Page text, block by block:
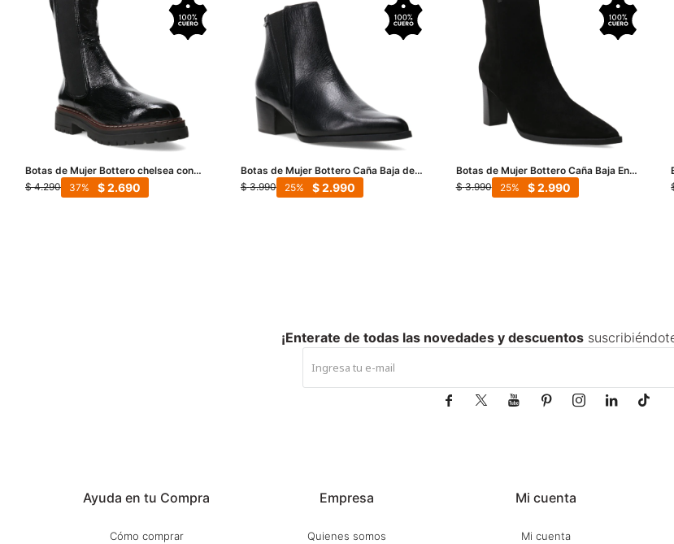
Botas de Mujer Bottero chelsea con
elasticos - Negro
$ 4.290 $2.690
37
Botas de Mujer Bottero Caña Baja de
Cuero - Negro
$ 3.990 $2.990
25
Botas de Mujer Bottero Caña Baja En
Punta de Cuero - Negro
$ 3.990 $ 2.990
25
Ayuda en tu Compra
Cómo comprar
Empresa
Quienes somos
Mi cuenta
Mi cuenta
¡Enterate de todas las novedades y descuentos
      